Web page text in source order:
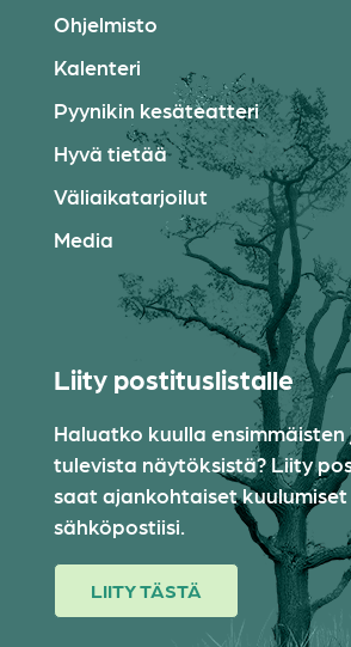
Ohjelmisto
Kalenteri
Pyynikin kesäteatteri
Hyvä tietää
Väliaikatarjoilut
Media
Liity postituslistalle
Haluatko kuulla ensimmäisten
tulevista näytöksistä? Liity
saat ajankohtaiset
sähköpostiisi.
LIITY TÄSTÄ